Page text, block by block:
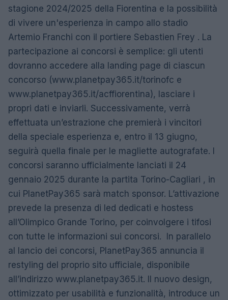
stagione 2024/2025 della Fiorentina e la possibilità
di vivere un'esperienza in campo allo stadio
Artemio Franchi con il portiere Sebastien Frey . La
partecipazione ai concorsi è semplice: gli utenti
dovranno accedere alla landing page di ciascun
concorso (www.planetpay365.it/torinofc e
www.planetpay365.it/acffiorentina), lasciare i
propri dati e inviarli. Successivamente, verrà
effettuata un’estrazione che premierà i vincitori
della speciale esperienza e, entro il 13 giugno,
seguirà quella finale per le magliette autografate. I
concorsi saranno ufficialmente lanciati il 24
gennaio 2025 durante la partita Torino-Cagliari , in
cui PlanetPay365 sarà match sponsor. L’attivazione
prevede la presenza di led dedicati e hostess
all’Olimpico Grande Torino, per coinvolgere i tifosi
con tutte le informazioni sui concorsi. In parallelo
al lancio dei concorsi, PlanetPay365 annuncia il
restyling del proprio sito ufficiale, disponibile
all’indirizzo www.planetpay365.it. Il nuovo design,
ottimizzato per usabilità e funzionalità, introduce un